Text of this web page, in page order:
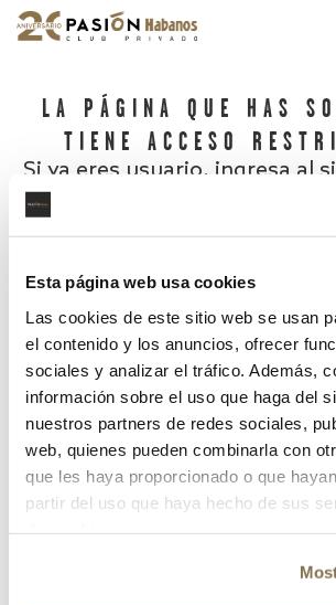
Esta página web usa cookies
Las cookies de este sitio web se usan
el contenido y los anuncios, ofrecer
sociales y analizar el tráfico. Además,
información sobre el uso que haga del
nuestros partners de redes sociales,
web, quienes pueden combinarla con
que les haya proporcionado o que
partir del uso que haya hecho de sus
LA PÁGINA QUE HAS
TIENE ACCESO
Si ya eres usuario, ingresa al
¿Has olvidado tu contraseña?